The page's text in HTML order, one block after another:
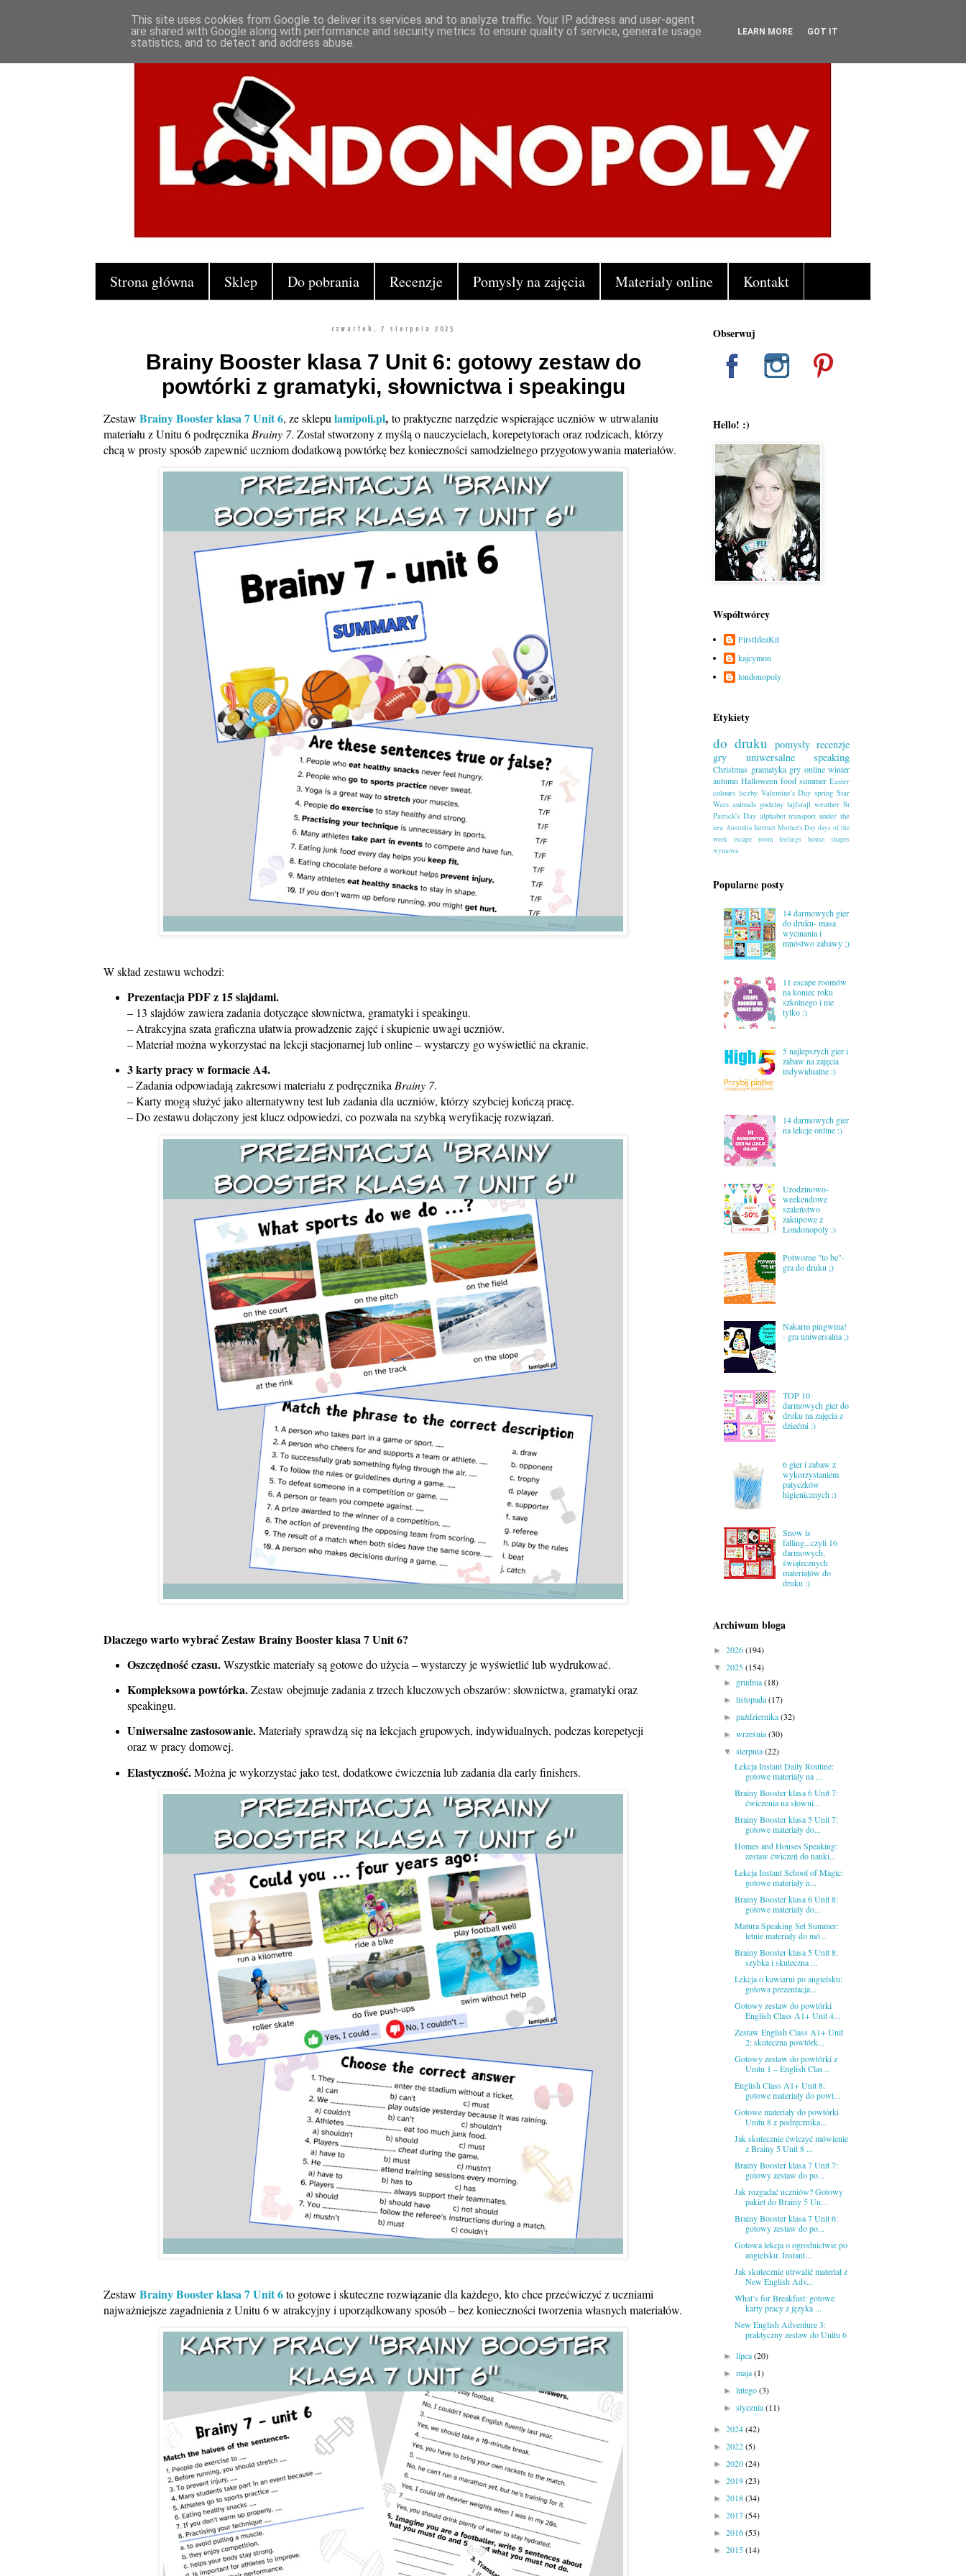
Strona główna Sklep Do pobrania Recenzje Pomysły na zajęcia Materiały online Kontakt
czwartek, 7 sierpnia 2025
Brainy Booster klasa 7 Unit 6: gotowy zestaw do
powtórki z gramatyki, słownictwa i speakingu
Zestaw Brainy Booster klasa 7 Unit 6, ze sklepu lamipoli.pl, to praktyczne narzędzie wspierające uczniów w utrwalaniu
materiału z Unitu 6 podręcznika Brainy 7. Został stworzony z myślą o nauczycielach, korepetytorach oraz rodzicach, którzy
chcą w prosty sposób zapewnić uczniom dodatkową powtórkę bez konieczności samodzielnego przygotowywania materiałów.
W skład zestawu wchodzi:
Prezentacja PDF z 15 slajdami.
– 13 slajdów zawiera zadania dotyczące słownictwa, gramatyki i speakingu.
– Atrakcyjna szata graficzna ułatwia prowadzenie zajęć i skupienie uwagi uczniów.
– Materiał można wykorzystać na lekcji stacjonarnej lub online – wystarczy go wyświetlić na ekranie.
3 karty pracy w formacie A4.
– Zadania odpowiadają zakresowi materiału z podręcznikaBrainy 7.
– Karty mogą służyć jako alternatywny test lub zadania dla uczniów, którzy szybciej kończą pracę.
– Do zestawu dołączony jest klucz odpowiedzi, co pozwala na szybką weryfikację rozwiązań.
Dlaczego warto wybrać Zestaw Brainy Booster klasa 7 Unit 6?
Oszczędność czasu.Wszystkie materiały są gotowe do użycia – wystarczy je wyświetlić lub wydrukować.
Kompleksowa powtórka.Zestaw obejmuje zadania z trzech kluczowych obszarów: słownictwa, gramatyki oraz
speakingu.
Uniwersalne zastosowanie.Materiały sprawdzą się na lekcjach grupowych, indywidualnych, podczas korepetycji
oraz w pracy domowej.
Elastyczność.Można je wykorzystać jako test, dodatkowe ćwiczenia lub zadania dla early finishers.
Zestaw Brainy Booster klasa 7 Unit 6to gotowe i skuteczne rozwiązanie dla każdego, kto chce przećwiczyć z uczniami
najważniejsze zagadnienia z Unitu 6 w atrakcyjny i uporządkowany sposób – bez konieczności tworzenia własnych materiałów.
Obserwuj
Hello! :)
Współtwórcy
FirstIdeaKit
kajcymon
londonopoly
Etykiety
do druku pomysły recenzje
gry uniwersalne
speaking
Christmas gramatyka gry online winter
autumn Halloween food summer Easter
colours liczby Valentine's Day spring Star
Wars animals godziny lajfstajl weather St
Patrick's Day alphabet transport under the
sea Australia Internet Mother's Day days of the
week
escape room feelings house
shapes
wymowa
Popularne posty
14 darmowych gier
do druku- masa
wycinania i
mnóstwo zabawy ;)
11 escape roomów
na koniec roku
szkolnego i nie
tylko :)
5 najlepszych gier i
zabaw na zajęcia
indywidualne :)
14 darmowych gier
na lekcje online :)
Urodzinowo-
weekendowe
szaleństwo
zakupowe z
Londonopoly :)
Potworne "to be"-
gra do druku ;)
Nakarm pingwina!
- gra uniwersalna ;)
TOP 10
darmowych gier do
druku na zajęcia z
dziećmi :)
6 gier i zabaw z
wykorzystaniem
patyczków
higienicznych :)
Snow is
falling...czyli 16
darmowych,
świątecznych
materiałów do
druku :)
Archiwum bloga
► 2026(194)
▼ 2025(154)
► grudnia(18)
►listopada(17)
►października(32)
►września(30)
▼sierpnia(22)
Lekcja Instant Daily Routine:
gotowe materiały na ...
Brainy Booster klasa 6 Unit 7:
ćwiczenia na słowni...
Brainy Booster klasa 5 Unit 7:
gotowe materiały do...
Homes and Houses Speaking:
zestaw ćwiczeń do nauki...
Lekcja Instant School of Magic:
gotowe materiały n...
Brainy Booster klasa 6 Unit 8:
gotowe materiały do...
Matura Speaking Set Summer:
letnie materiały do mó...
Brainy Booster klasa 5 Unit 8:
szybka i skuteczna ...
Lekcja o kawiarni po angielsku:
gotowa prezentacja...
Gotowy zestaw do powtórki
English Class A1+ Unit 4...
Zestaw English Class A1+ Unit
2: skuteczna powtórk...
Gotowy zestaw do powtórki z
Unitu 1 – English Clas...
English Class A1+ Unit 8:
gotowe materiały do powt...
Gotowe materiały do powtórki
Unitu 8 z podręcznika...
Jak skutecznie ćwiczyć mówienie
z Brainy 5 Unit 8 ...
Brainy Booster klasa 7 Unit 7:
gotowy zestaw do po...
Jak rozgadać uczniów? Gotowy
pakiet do Brainy 5 Un...
Brainy Booster klasa 7 Unit 6:
gotowy zestaw do po...
Gotowa lekcja o ogrodnictwie po
angielsku: Instant...
Jak skutecznie utrwalić materiał z
New English Adv...
What’s for Breakfast: gotowe
karty pracy z języka ...
New English Adventure 3:
praktyczny zestaw do Unitu 6
►lipca(20)
►maja(1)
►lutego(3)
►stycznia(11)
► 2024(42)
► 2022(5)
► 2020(24)
► 2019(23)
► 2018(34)
► 2017(54)
► 2016(53)
► 2015(14)
This site uses cookies from Google to deliver its services and to analyze traffic. Your IP address and user-agent
are shared with Google along with performance and security metrics to ensure quality of service, generate usage
statistics, and to detect and address abuse.
LEARN MORE GOT IT